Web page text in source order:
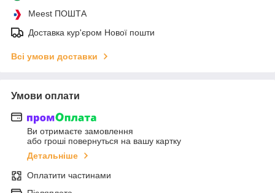
Meest ПОШТА
Доставка кур'єром Нової пошти
Всі умови доставки
Умови оплати
Ви отримаєте замовлення
або гроші повернуться на вашу картку
Детальніше
Оплатити частинами